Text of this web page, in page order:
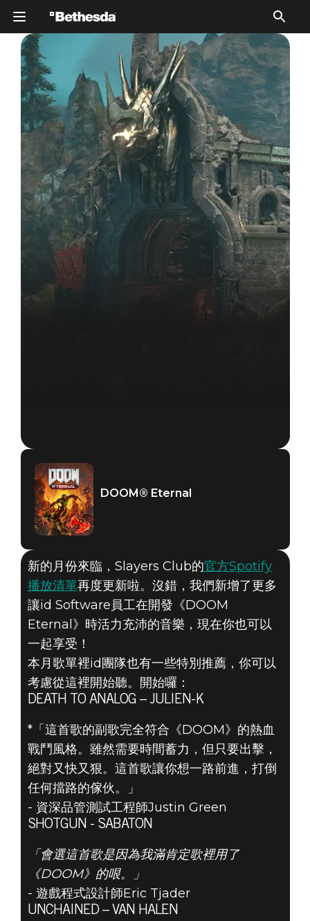
DOOM® Eternal
2019年9月02日
你的九月DOOM
靈感播放清單
DOOM® Eternal
新的月份來臨，Slayers Club的官方Spotify
播放清單再度更新啦。沒錯，我們新增了更多
讓id Software員工在開發《DOOM
Eternal》時活力充沛的音樂，現在你也可以
一起享受！
本月歌單裡id團隊也有一些特別推薦，你可以
考慮從這裡開始聽。開始囉：
DEATH TO ANALOG – JULIEN-K
*「這首歌的副歌完全符合《DOOM》的熱血
戰鬥風格。雖然需要時間蓄力，但只要出擊，
絕對又快又狠。這首歌讓你想一路前進，打倒
任何擋路的傢伙。」
- 資深品管測試工程師Justin Green
SHOTGUN - SABATON
「會選這首歌是因為我滿肯定歌裡用了
《DOOM》的哏。」
- 遊戲程式設計師Eric Tjader
UNCHAINED – VAN HALEN